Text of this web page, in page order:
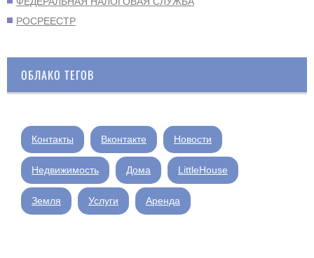
РОСРЕЕСТР
ОБЛАКО ТЕГОВ
Контакты Вконтакте Новости
Недвижимость Дома LittleHouse
Земля Услуги Аренда